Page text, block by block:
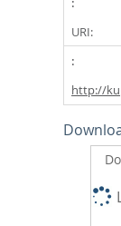
URI:
http://